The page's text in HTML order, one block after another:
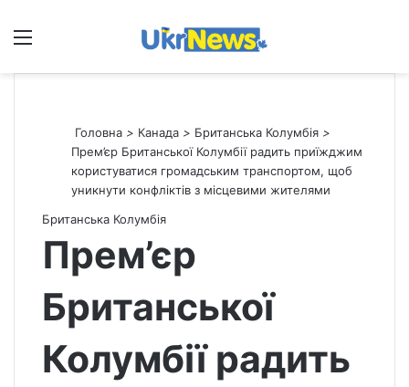
Меню
Головна > Канада > Британська Колумбія >
Прем’єр Британської Колумбії радить приїжджим
користуватися громадським транспортом, щоб
уникнути конфліктів з місцевими жителями
Британська Колумбія
Прем’єр
Британської
Колумбії радить